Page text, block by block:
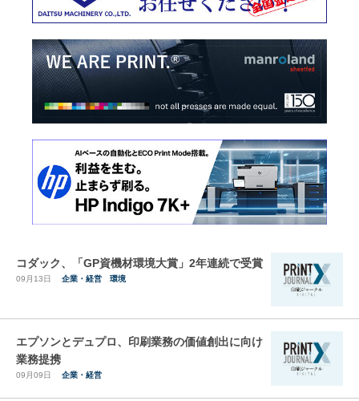
コダック、「GP資機材環境大賞」2年連続で受賞
09月13日 企業・経営 環境
エプソンとデュプロ、印刷業務の価値創出に向け
業務提携
09月09日 企業・経営